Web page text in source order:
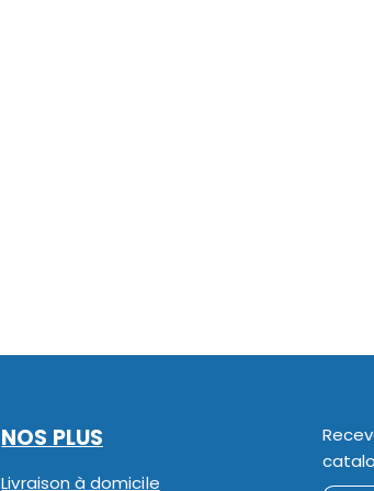
NOS PLUS
Livraison à domicile